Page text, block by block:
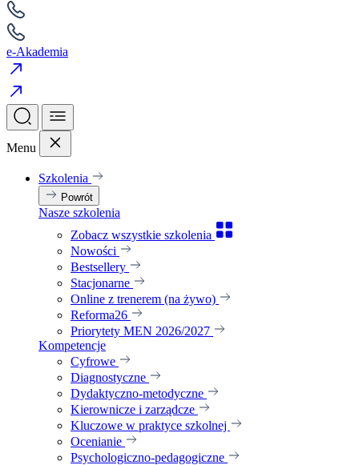
e-Akademia
Menu
Szkolenia
Powrót
Nasze szkolenia
Zobacz wszystkie szkolenia
Nowości
Bestsellery
Stacjonarne
Online z trenerem (na żywo)
Reforma26
Priorytety MEN 2026/2027
Kompetencje
Cyfrowe
Diagnostyczne
Dydaktyczno-metodyczne
Kierownicze i zarządcze
Kluczowe w praktyce szkolnej
Ocenianie
Psychologiczno-pedagogiczne